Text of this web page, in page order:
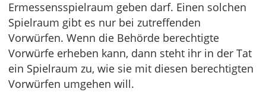
Ermessensspielraum geben darf. Einen solchen
Spielraum gibt es nur bei zutreffenden
Vorwürfen. Wenn die Behörde berechtigte
Vorwürfe erheben kann, dann steht ihr in der Tat
ein Spielraum zu, wie sie mit diesen berechtigten
Vorwürfen umgehen will.